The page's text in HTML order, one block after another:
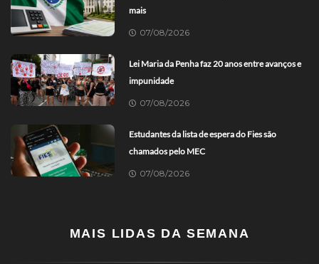
mais
07/08/2026
Lei Maria da Penha faz 20 anos entre avanços e
impunidade
07/08/2026
Estudantes da lista de espera do Fies são
chamados pelo MEC
07/08/2026
MAIS LIDAS DA SEMANA